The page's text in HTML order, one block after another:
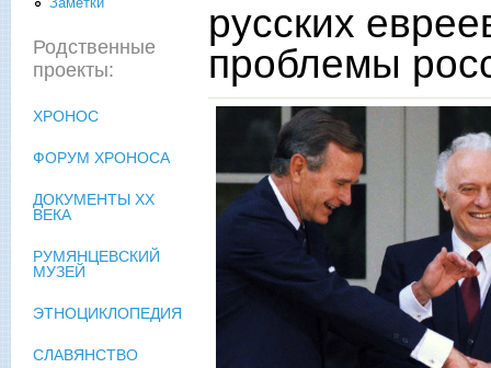
русских
проблемы
Родственные
проекты:
ХРОНОС
ФОРУМ ХРОНОСА
ДОКУМЕНТЫ XX
ВЕКА
РУМЯНЦЕВСКИЙ
МУЗЕЙ
ЭТНОЦИКЛОПЕДИЯ
СЛАВЯНСТВО